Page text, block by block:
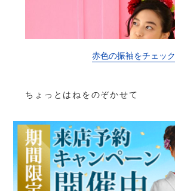
赤色の振袖をチェック
ちょっとはねをのぞかせて